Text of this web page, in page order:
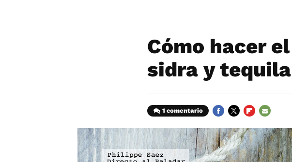
Cómo hacer
sidra y tequila
1 comentario
MAIL